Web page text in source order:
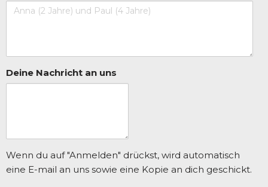
Deine Nachricht an uns
Wenn du auf "Anmelden" drückst, wird automatisch
eine E-mail an uns sowie eine Kopie an dich geschickt.